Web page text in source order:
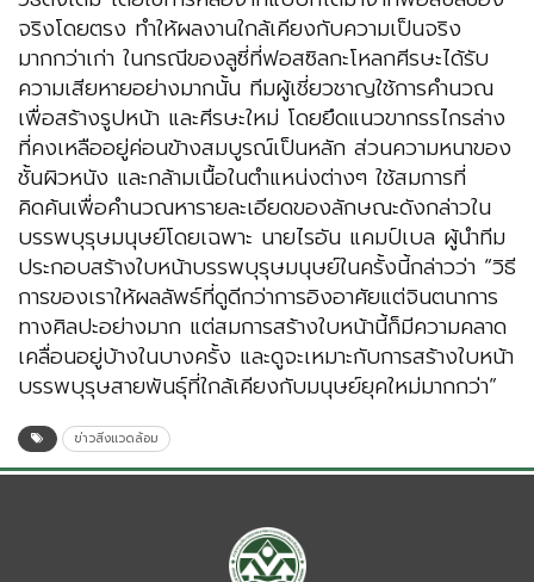
จริงโดยตรง ทำให้ผลงานใกล้เคียงกับความเป็นจริง
มากกว่าเก่า ในกรณีของลูซี่ที่ฟอสซิลกะโหลกศีรษะได้รับ
ความเสียหายอย่างมากนั้น ทีมผู้เชี่ยวชาญใช้การคำนวณ
เพื่อสร้างรูปหน้า และศีรษะใหม่ โดยยึดแนวขากรรไกรล่าง
ที่คงเหลืออยู่ค่อนข้างสมบูรณ์เป็นหลัก ส่วนความหนาของ
ชั้นผิวหนัง และกล้ามเนื้อในตำแหน่งต่างๆ ใช้สมการที่
คิดค้นเพื่อคำนวณหารายละเอียดของลักษณะดังกล่าวใน
บรรพบุรุษมนุษย์โดยเฉพาะ นายไรอัน แคมป์เบล ผู้นำทีม
ประกอบสร้างใบหน้าบรรพบุรุษมนุษย์ในครั้งนี้กล่าวว่า “วิธี
การของเราให้ผลลัพธ์ที่ดูดีกว่าการอิงอาศัยแต่จินตนาการ
ทางศิลปะอย่างมาก แต่สมการสร้างใบหน้านี้ก็มีความคลาด
เคลื่อนอยู่บ้างในบางครั้ง และดูจะเหมาะกับการสร้างใบหน้า
บรรพบุรุษสายพันธุ์ที่ใกล้เคียงกับมนุษย์ยุคใหม่มากกว่า”
ข่าวสิ่งแวดล้อม